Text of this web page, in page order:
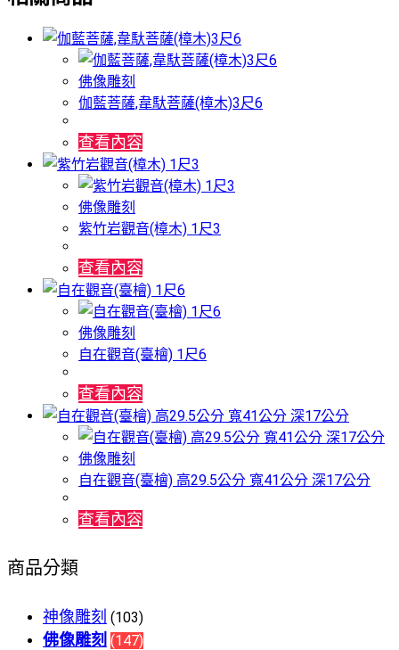
佛像雕刻
伽藍菩薩,韋馱菩薩(樟木)3尺6
查看內容
佛像雕刻
紫竹岩觀音(樟木) 1尺3
查看內容
佛像雕刻
自在觀音(臺檜) 1尺6
查看內容
佛像雕刻
自在觀音(臺檜) 高29.5公分 寬41公分 深17公分
查看內容
商品分類
神像雕刻 (103)
佛像雕刻 (147)